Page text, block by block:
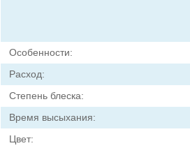
Особенности:
Расход:
Степень блеска:
Время высыхания:
Цвет: